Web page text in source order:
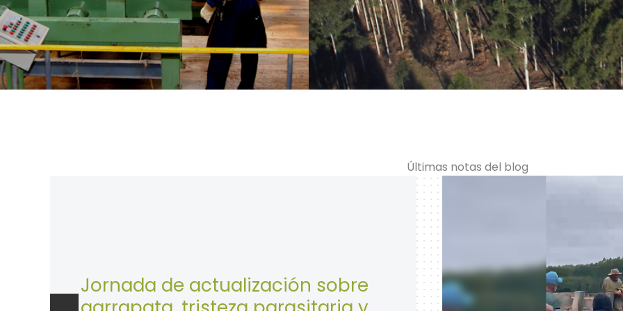
Últimas notas del blog
28 de Abril: Día Mundial